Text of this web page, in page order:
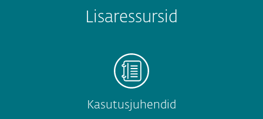
Lisaressursid
Kasutusjuhendid